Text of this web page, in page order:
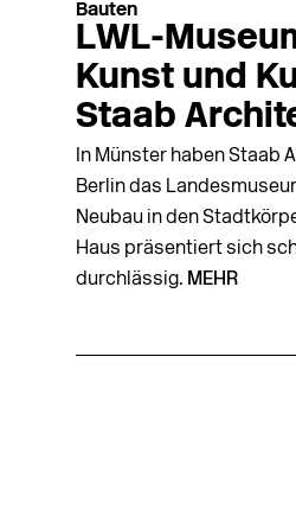
Bauten
LWL-
Kunst und
Staab
In Münster haben Staab
Berlin das
Neubau in den
Haus präsentiert sich
durchlässig. MEHR